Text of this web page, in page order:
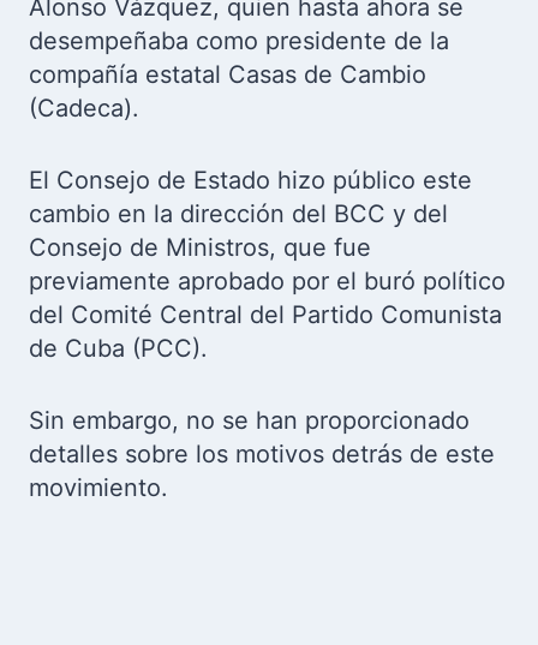
Alonso Vázquez, quien hasta ahora se
desempeñaba como presidente de la
compañía estatal Casas de Cambio
(Cadeca).
El Consejo de Estado hizo público este
cambio en la dirección del BCC y del
Consejo de Ministros, que fue
previamente aprobado por el buró político
del Comité Central del Partido Comunista
de Cuba (PCC).
Sin embargo, no se han proporcionado
detalles sobre los motivos detrás de este
movimiento.